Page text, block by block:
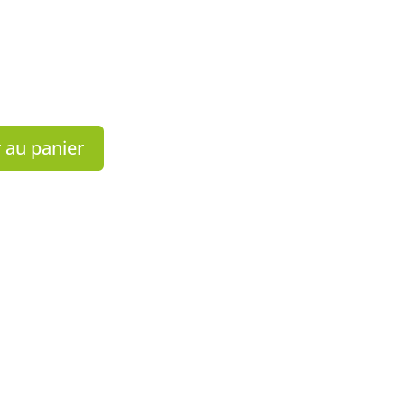
panier